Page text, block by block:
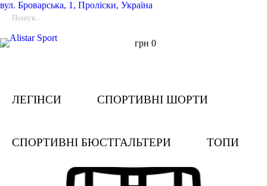
вул. Броварська, 1, Проліски, Україна
грн 0
ЛЕГІНСИ СПОРТИВНІ ШОРТИ
СПОРТИВНІ БЮСТГАЛЬТЕРИ ТОПИ